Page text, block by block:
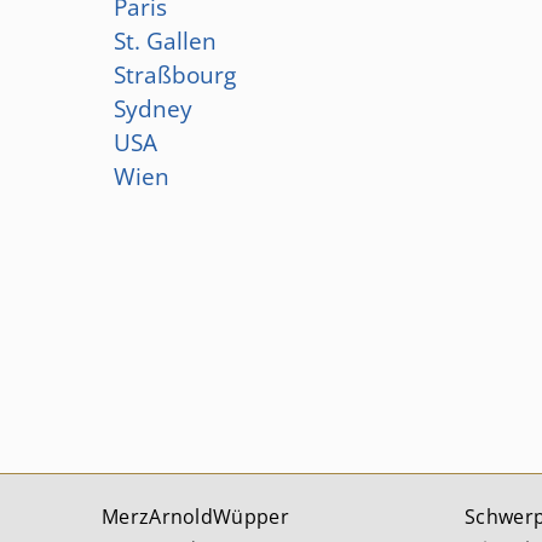
St. Gallen
Straßbourg
Sydney
USA
Wien
MerzArnoldWüpper